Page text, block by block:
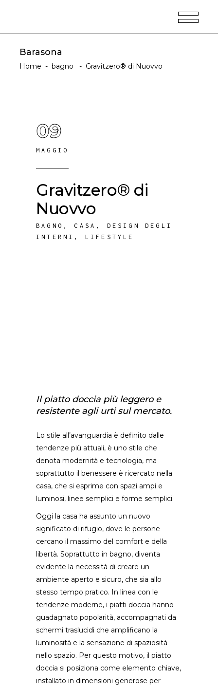
Barasona
Home - bagno - Gravitzero® di Nuovvo
09
MAGGIO
Gravitzero® di
Nuovvo
BAGNO ,CASA , DESIGN DEGLI
INTERNI , LIFESTYLE
Il piatto doccia più leggero e
resistente agli urti sul mercato.
Lo stile all’avanguardia è definito dalle
tendenze più attuali, è uno stile che
denota modernità e tecnologia, ma
soprattutto il benessere è ricercato nella
casa, che si esprime con spazi ampi e
luminosi, linee semplici e forme semplici.
Oggi la casa ha assunto un nuovo
significato di rifugio, dove le persone
cercano il massimo del comfort e della
libertà. Soprattutto in bagno, diventa
evidente la necessità di creare un
ambiente aperto e sicuro, che sia allo
stesso tempo pratico. In linea con le
tendenze moderne, i piatti doccia hanno
guadagnato popolarità, accompagnati da
schermi traslucidi che amplificano la
luminosità e la sensazione di spaziosità
nello spazio. Per questo motivo, il piatto
doccia si posiziona come elemento chiave,
installato in dimensioni generose per